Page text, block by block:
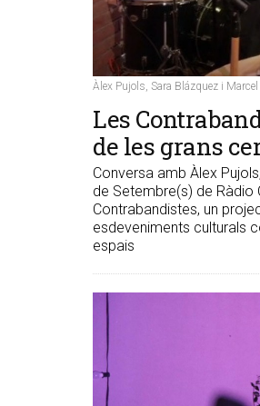
Àlex Pujols, Sara Blázquez i
Les
de les grans
Conversa amb Àlex
de Setembre(s) de Ràdio
Contrabandistes, un
esdeveniments culturals
espais